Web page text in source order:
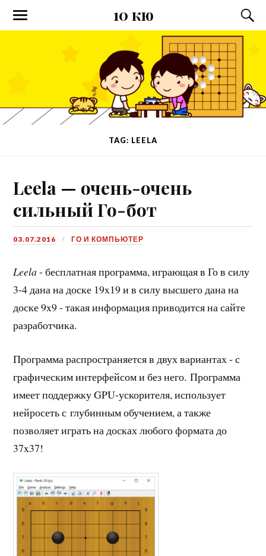
10 кю
TAG: LEELA
Leela — очень-очень
сильный Го-бот
03.07.2016 ГО И КОМПЬЮТЕР
Leela- бесплатная программа, играющая в Го в силу
3-4 дана на доске 19x19 и в силу высшего дана на
доске 9x9 - такая информация приводится на сайте
разработчика.
Программа распространяется в двух вариантах - с
графическим интерфейсом и без него. Программа
имеет поддержку GPU-ускорителя, использует
нейросеть с глубинным обучением, а также
позволяет играть на досках любого формата до
37x37!